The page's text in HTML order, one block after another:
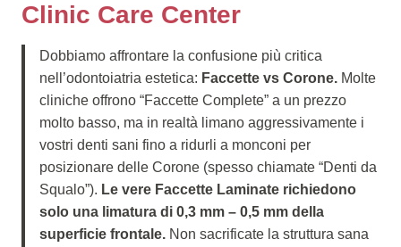
Clinic Care Center
Dobbiamo affrontare la confusione più critica
nell’odontoiatria estetica: Faccette vs Corone. Molte
cliniche offrono “Faccette Complete” a un prezzo
molto basso, ma in realtà limano aggressivamente i
vostri denti sani fino a ridurli a monconi per
posizionare delle Corone (spesso chiamate “Denti da
Squalo”). Le vere Faccette Laminate richiedono
solo una limatura di 0,3 mm – 0,5 mm della
superficie frontale. Non sacrificate la struttura sana